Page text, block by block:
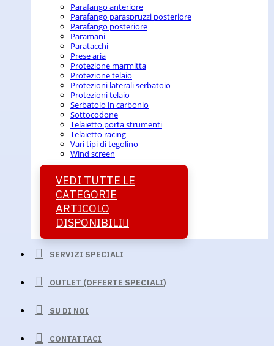
Parafango anteriore
Parafango paraspruzzi posteriore
Parafango posteriore
Paramani
Paratacchi
Prese aria
Protezione marmitta
Protezione telaio
Protezioni laterali serbatoio
Protezioni telaio
Serbatoio in carbonio
Sottocodone
Telaietto porta strumenti
Telaietto racing
Vari tipi di tegolino
Wind screen
VEDI TUTTE LE
CATEGORIE
ARTICOLO
DISPONIBILI
SERVIZI SPECIALI
OUTLET (OFFERTE SPECIALI)
SU DI NOI
CONTATTACI